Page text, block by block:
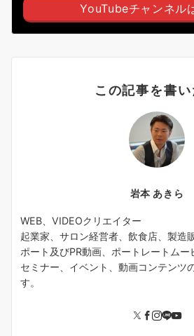
YouTubeチャンネル
この記事を書い
岩本 あきら
WEB、VIDEOクリエイター
起業家、サロン経営者、飲食店、製造
ポート及びPR動画、ポートレートム
セミナー、イベント、動画コンテンツ
す。